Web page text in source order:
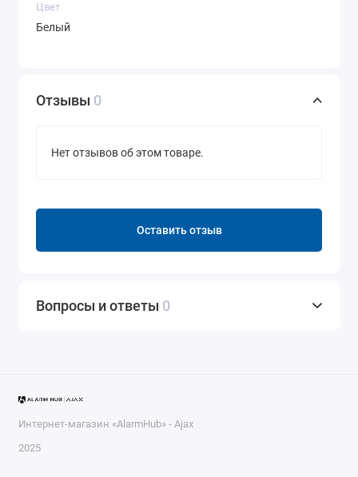
Цвет
Белый
Отзывы 0
Нет отзывов об этом товаре.
Оставить отзыв
Вопросы и ответы 0
Интернет-магазин «AlarmHub» - Ajax
2025